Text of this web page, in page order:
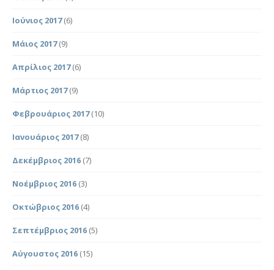
Ιούνιος 2017(6)
Μάιος 2017(9)
Απρίλιος 2017(6)
Μάρτιος 2017(9)
Φεβρουάριος 2017(10)
Ιανουάριος 2017(8)
Δεκέμβριος 2016 (7)
Νοέμβριος 2016 (3)
Οκτώβριος 2016 (4)
Σεπτέμβριος 2016 (5)
Αύγουστος 2016 (15)